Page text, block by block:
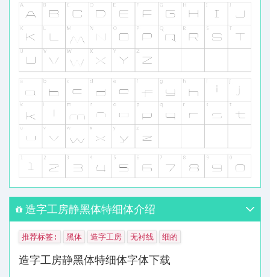
造字工房静黑体特细体介绍
推荐标签: 黑体 造字工房 无衬线 细的
造字工房静黑体特细体字体下载